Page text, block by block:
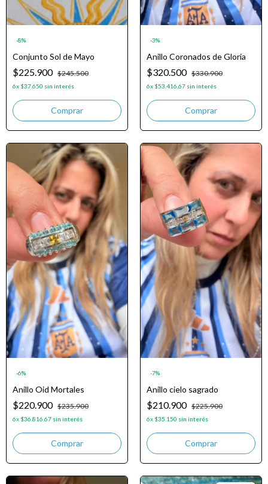
-8%
Conjunto Sol de Mayo
$225.900 $245.500
6x $37.650 sin interés
-3%
Anillo Coronados de Gloria
$320.500 $330.900
6x $53.416,67 sin interés
-6%
Anillo Oid Mortales
$220.900 $235.900
6x $36.816,67 sin interés
-7%
Anillo cielo sagrado
$210.900 $225.900
6x $35.150 sin interés